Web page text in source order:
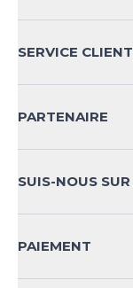
SERVICE CLIENT
CONTACT
SÉCURITÉ DES
PARTENAIRE
SUIS-NOUS
PAIEMENT